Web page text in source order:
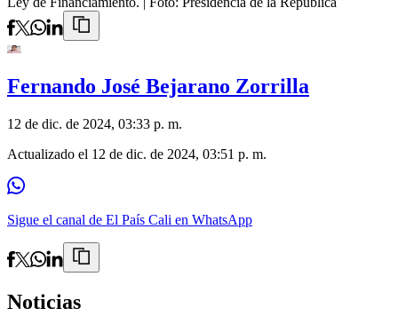
Fernando José Bejarano Zorrilla
12 de dic. de 2024, 03:33 p. m.
Actualizado el 12 de dic. de 2024, 03:51 p. m.
Sigue el canal de El País Cali en WhatsApp
Noticias